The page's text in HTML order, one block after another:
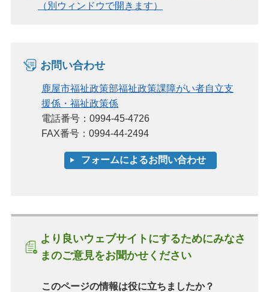
（別ウィンドウで開きます）
お問い合わせ
鹿屋市福祉政策部福祉政策課障がい者自立支
援係・福祉政策係
電話番号：0994-45-4726
FAX番号：0994-44-2494
より良いウェブサイトにするためにみなさ
まのご意見をお聞かせください
このページの情報は役に立ちましたか？